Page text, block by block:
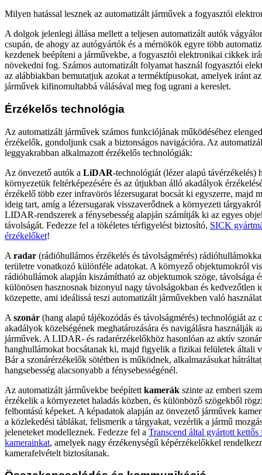
Milyen hatással lesznek az automatizált járművek a fogyasztói
A dolgok jelenlegi állása mellett a teljesen automatizált autók
csupán, de ahogy az autógyártók és a mérnökök egyre több
kezdenek beépíteni a járművekbe, a fogyasztói elektronikai cikkek
növekedni fog. Számos automatizált folyamat használ fogyasztói
az alábbiakban bemutatjuk azokat a terméktípusokat, amelyek iránt
járművek kifinomultabbá válásával meg fog ugrani a kereslet.
Érzékelős technológia
Az automatizált járművek számos funkciójának működéséhez
érzékelők, gondoljunk csak a biztonságos navigációra. Az
leggyakrabban alkalmazott érzékelős technológiák:
Az önvezető autók a LiDAR-technológiát (lézer alapú távérzékelés)
környezetük feltérképezésére és az útjukban álló akadályok
érzékelő több ezer infravörös lézersugarat bocsát ki egyszerre, majd
ideig tart, amíg a lézersugarak visszaverődnek a környezeti
LIDAR-rendszerek a fénysebesség alapján számítják ki az egyes
távolságát. Fedezze fel a tökéletes térfigyelést biztosító, SICK
érzékelőket!
A radar (rádióhullámos érzékelés és távolságmérés)
területre vonatkozó különféle adatokat. A környező objektumokról
rádióhullámok alapján kiszámítható az objektumok szöge, távolsága
különösen hasznosnak bizonyul nagy távolságokban és kedvezőtlen
közepette, ami ideálissá teszi automatizált járművekben való
A szonár (hang alapú tájékozódás és távolságmérés) technológiát az
akadályok közelségének meghatározására és navigálásra használják
járművek. A LIDAR- és radarérzékelőkhöz hasonlóan az aktív
hanghullámokat bocsátanak ki, majd figyelik a fizikai felületek általi
Bár a szonárérzékelők sötétben is működnek, alkalmazásukat
hangsebesség alacsonyabb a fénysebességénél.
Az automatizált járművekbe beépített kamerák szinte az emberi
érzékelik a környezetet haladás közben, és különböző szögekből
felbontású képeket. A képadatok alapján az önvezető járművek
a közlekedési táblákat, felismerik a tárgyakat, vezérlik a jármű
jeleneteket modelleznek. Fedezze fel a Transcend által gyártott kettős
kamerainkat, amelyek nagy érzékenységű képérzékelőkkel
kamerafelvételt biztosítanak.